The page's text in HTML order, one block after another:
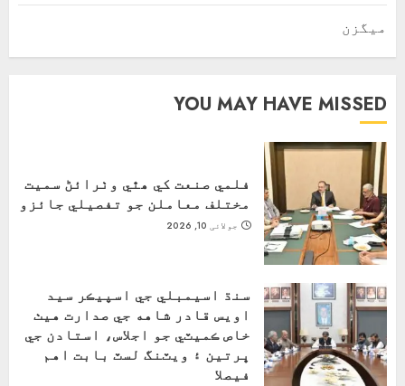
ميگزن
YOU MAY HAVE MISSED
فلمي صنعت کي ھٿي وٺرائڻ سميت
مختلف معاملن جو تفصيلي جائزو
جولائی 10, 2026
سنڌ اسيمبلي جي اسپيڪر سيد
اويس قادر شاهه جي صدارت هيٺ
خاص ڪميٽي جو اجلاس، استادن جي
ڀرتين ۽ ويٽنگ لسٽ بابت اهم
فيصلا